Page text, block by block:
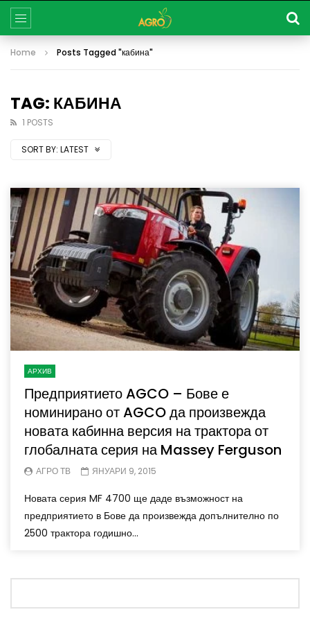
Home Posts Tagged "кабина"
TAG: КАБИНА
1 POSTS
SORT BY: LATEST
АРХИВ
Предприятието AGCO – Бове е
номинирано от AGCO да произвежда
новата кабинна версия на трактора от
глобалната серия на Massey Ferguson
АГРО ТВ ЯНУАРИ 9, 2015
Новата серия MF 4700 ще даде възможност на
предприятието в Бове да произвежда допълнително по
2500 трактора годишно...